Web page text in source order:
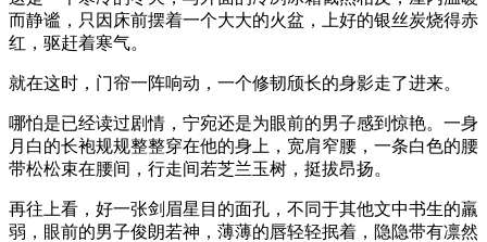
而静谧，只因床前摆着一个大大的火盆，上好的银丝炭烧得赤
红，驱赶着寒气。
就在这时，门帘一阵响动，一个修韧颀长的身影走了进来。
哪怕是已经读过剧情，宁宛还是为眼前的男子感到惊艳。一身
月白的长袍规规整整穿在他的身上，宽肩窄腰，一条白色的腰
带松松束在腰间，行走间若芝兰玉树，挺拔昂扬。
再往上看，好一张剑眉星目的面孔，不同于其他文中书生的羸
弱，眼前的男子俊朗若神，薄薄的唇轻轻抿着，隐隐带有凛然